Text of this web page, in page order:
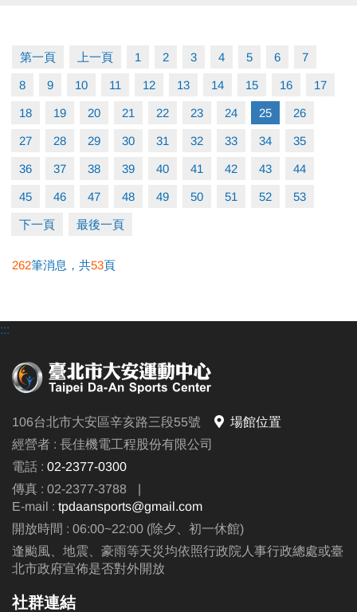
第一頁 上一頁 1 2 3 4 5 6 7
8 9 10 11 12 13 14 15 16 17
18 19 20 21 22 23 24 25 26
27 28 29 30 31 32 33 34 35
36 37 38 39 40 41 42 43 44
45 46 47 48 49 50 51 52 53
下一頁 最後一頁
262筆消息，共53頁
:::
106台北市大安區辛亥路三段55號
場館位置
經營者 : 長佳機電工程股份有限公司
電話 : 02-2377-0300
傳真 : 02-2377-3788
|
E-mail : tpdaansports@gmail.com
開放時間 : 06:00~22:00 (除夕、初一休館)
逢颱風、地震、豪雨等天災均依照行政院人事行政總處或臺
北市政府宣佈是否對外開放
社群連結